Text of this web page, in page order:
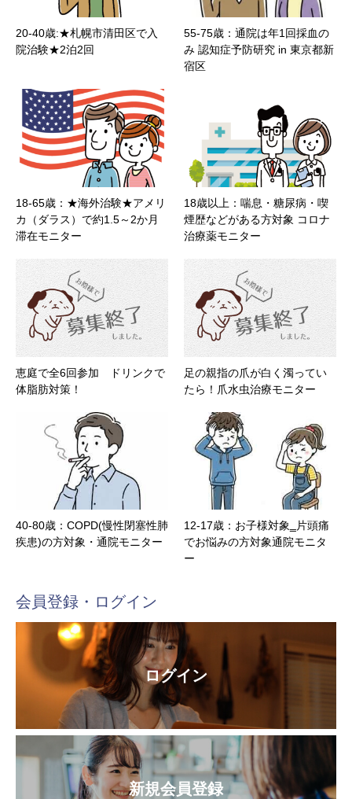
20-40歳:★札幌市清田区で入
院治験★2泊2回
55-75歳：通院は年1回採血の
み 認知症予防研究 in 東京都新
宿区
18-65歳：★海外治験★アメリ
カ（ダラス）で約1.5～2か月
滞在モニター
18歳以上：喘息・糖尿病・喫
煙歴などがある方対象 コロナ
治療薬モニター
恵庭で全6回参加 ドリンクで
体脂肪対策！
足の親指の爪が白く濁ってい
たら！爪水虫治療モニター
40-80歳：COPD(慢性閉塞性肺
疾患)の方対象・通院モニター
12-17歳：お子様対象‗片頭痛
でお悩みの方対象通院モニタ
ー
会員登録・ログイン
ログイン
新規会員登録